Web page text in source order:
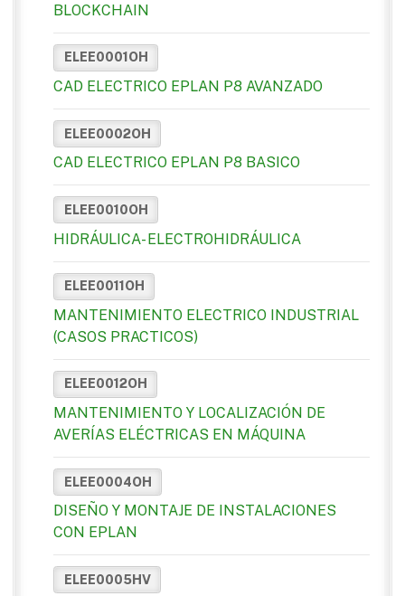
BLOCKCHAIN
ELEE0001OH
CAD ELECTRICO EPLAN P8 AVANZADO
ELEE0002OH
CAD ELECTRICO EPLAN P8 BASICO
ELEE0010OH
HIDRÁULICA- ELECTROHIDRÁULICA
ELEE0011OH
MANTENIMIENTO ELECTRICO INDUSTRIAL
(CASOS PRACTICOS)
ELEE0012OH
MANTENIMIENTO Y LOCALIZACIÓN DE
AVERÍAS ELÉCTRICAS EN MÁQUINA
ELEE0004OH
DISEÑO Y MONTAJE DE INSTALACIONES
CON EPLAN
ELEE0005HV